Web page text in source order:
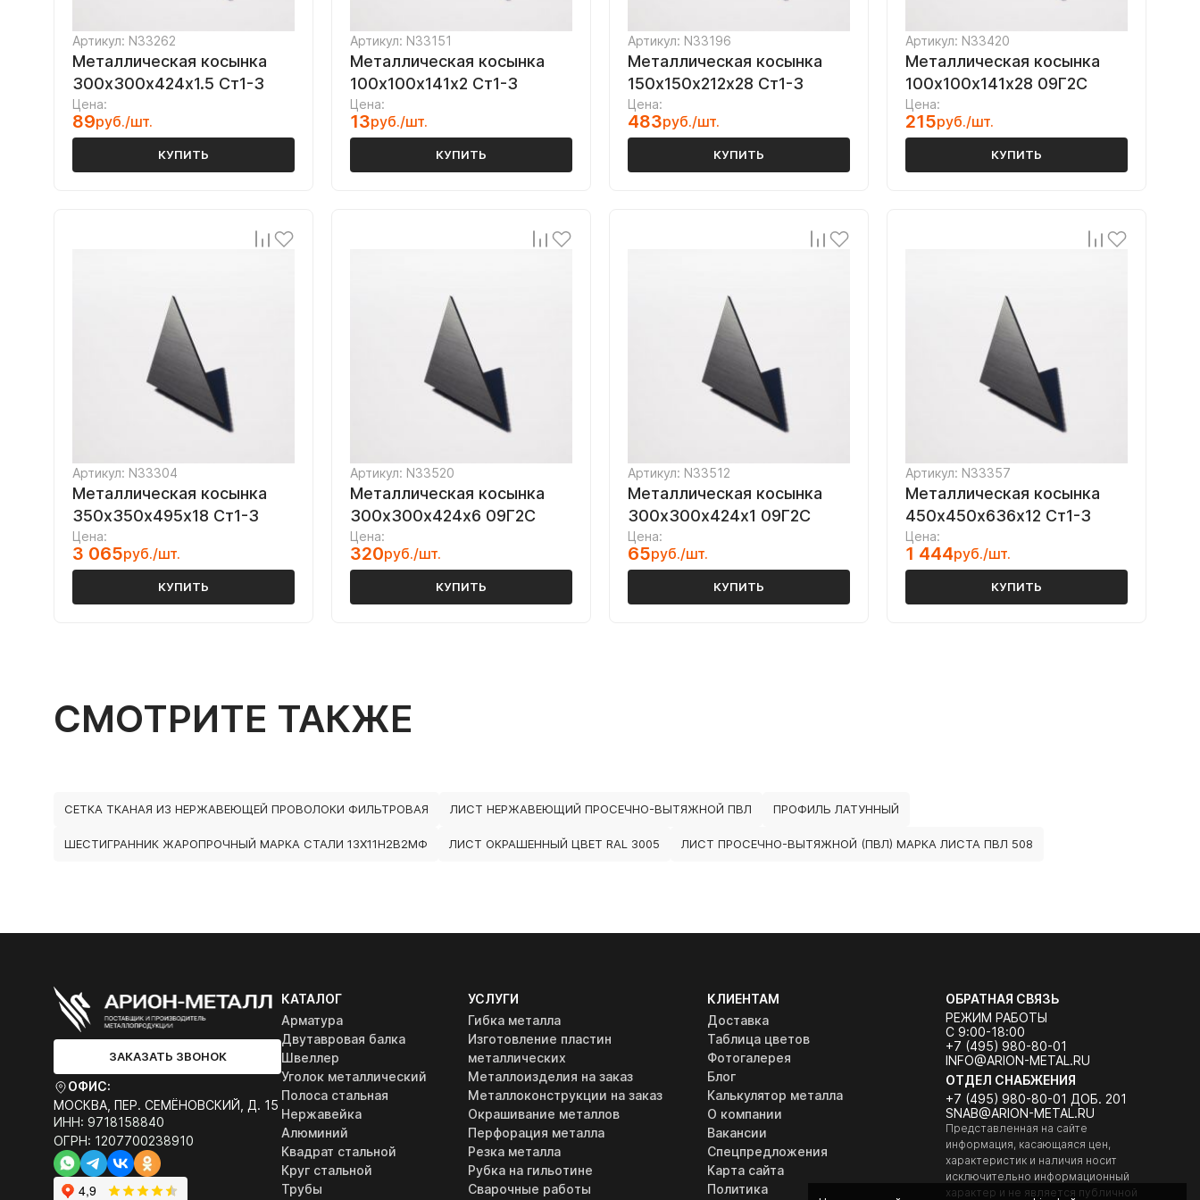
Артикул: N33262
Металлическая косынка
300х300х424х1.5 Ст1-3
Цена:
89руб./шт.
КУПИТЬ
Артикул: N33151
Металлическая косынка
100х100х141х2 Ст1-3
Цена:
13руб./шт.
КУПИТЬ
Артикул: N33196
Металлическая косынка
150х150х212х28 Ст1-3
Цена:
483руб./шт.
КУПИТЬ
Артикул: N33420
Металлическая косынка
100х100х141х28 09Г2С
Цена:
215руб./шт.
КУПИТЬ
Артикул: N33304
Металлическая косынка
350х350х495х18 Ст1-3
Цена:
3 065руб./шт.
КУПИТЬ
Артикул: N33520
Металлическая косынка
300х300х424х6 09Г2С
Цена:
320руб./шт.
КУПИТЬ
Артикул: N33512
Металлическая косынка
300х300х424х1 09Г2С
Цена:
65руб./шт.
КУПИТЬ
Артикул: N33357
Металлическая косынка
450х450х636х12 Ст1-3
Цена:
1 444руб./шт.
КУПИТЬ
СМОТРИТЕ ТАКЖЕ
СЕТКА ТКАНАЯ ИЗ НЕРЖАВЕЮЩЕЙ ПРОВОЛОКИ ФИЛЬТРОВАЯ ЛИСТ НЕРЖАВЕЮЩИЙ ПРОСЕЧНО-ВЫТЯЖНОЙ ПВЛ ПРОФИЛЬ ЛАТУННЫЙ
ШЕСТИГРАННИК ЖАРОПРОЧНЫЙ МАРКА СТАЛИ 13Х11Н2В2МФ ЛИСТ ОКРАШЕННЫЙ ЦВЕТ RAL 3005 ЛИСТ ПРОСЕЧНО-ВЫТЯЖНОЙ (ПВЛ) МАРКА ЛИСТА ПВЛ 508
ЗАКАЗАТЬ ЗВОНОК
ОФИС:
МОСКВА, ПЕР. СЕМЁНОВСКИЙ, Д. 15
ИНН: 9718158840
ОГРН: 1207700238910
КАТАЛОГ
Арматура
Двутавровая балка
Швеллер
Уголок металлический
Полоса стальная
Нержавейка
Алюминий
Квадрат стальной
Круг стальной
Трубы
УСЛУГИ
Гибка металла
Изготовление пластин
металлических
Металлоизделия на заказ
Металлоконструкции на заказ
Окрашивание металлов
Перфорация металла
Резка металла
Рубка на гильотине
Сварочные работы
КЛИЕНТАМ
Доставка
Таблица цветов
Фотогалерея
Блог
Калькулятор металла
О компании
Вакансии
Спецпредложения
Карта сайта
Политика
ОБРАТНАЯ СВЯЗЬ
РЕЖИМ РАБОТЫ
С 9:00-18:00
+7 (495) 980-80-01
INFO@ARION-METAL.RU
ОТДЕЛ СНАБЖЕНИЯ
+7 (495) 980-80-01 ДОБ. 201
SNAB@ARION-METAL.RU
Представленная на сайте
информация, касающаяся цен,
характеристик и наличия носит
исключительно информационный
характер и не является публичной